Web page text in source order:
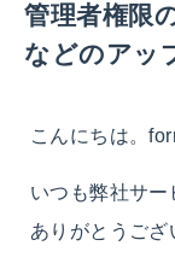
管理者権限
などのアッ
こんにちは。
いつも弊社サ
ありがとうござ